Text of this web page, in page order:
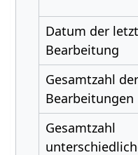
Datum der
Bearbeitung
Gesamtzahl der
Bearbeitungen
Gesamtzahl